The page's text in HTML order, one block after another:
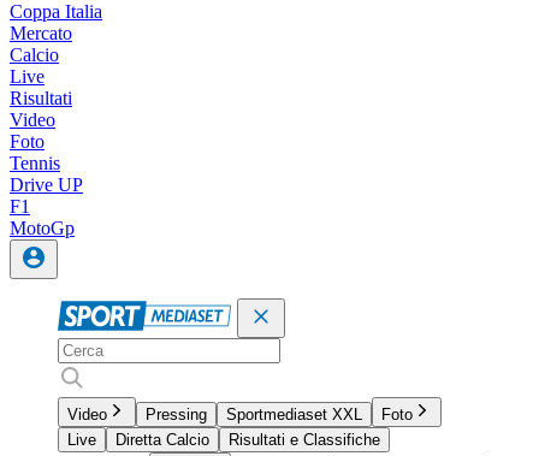
Coppa Italia
Mercato
Calcio
Live
Risultati
Video
Foto
Tennis
Drive UP
F1
MotoGp
Video Pressing Sportmediaset XXL
Foto
Live
Diretta Calcio
Risultati e Classifiche